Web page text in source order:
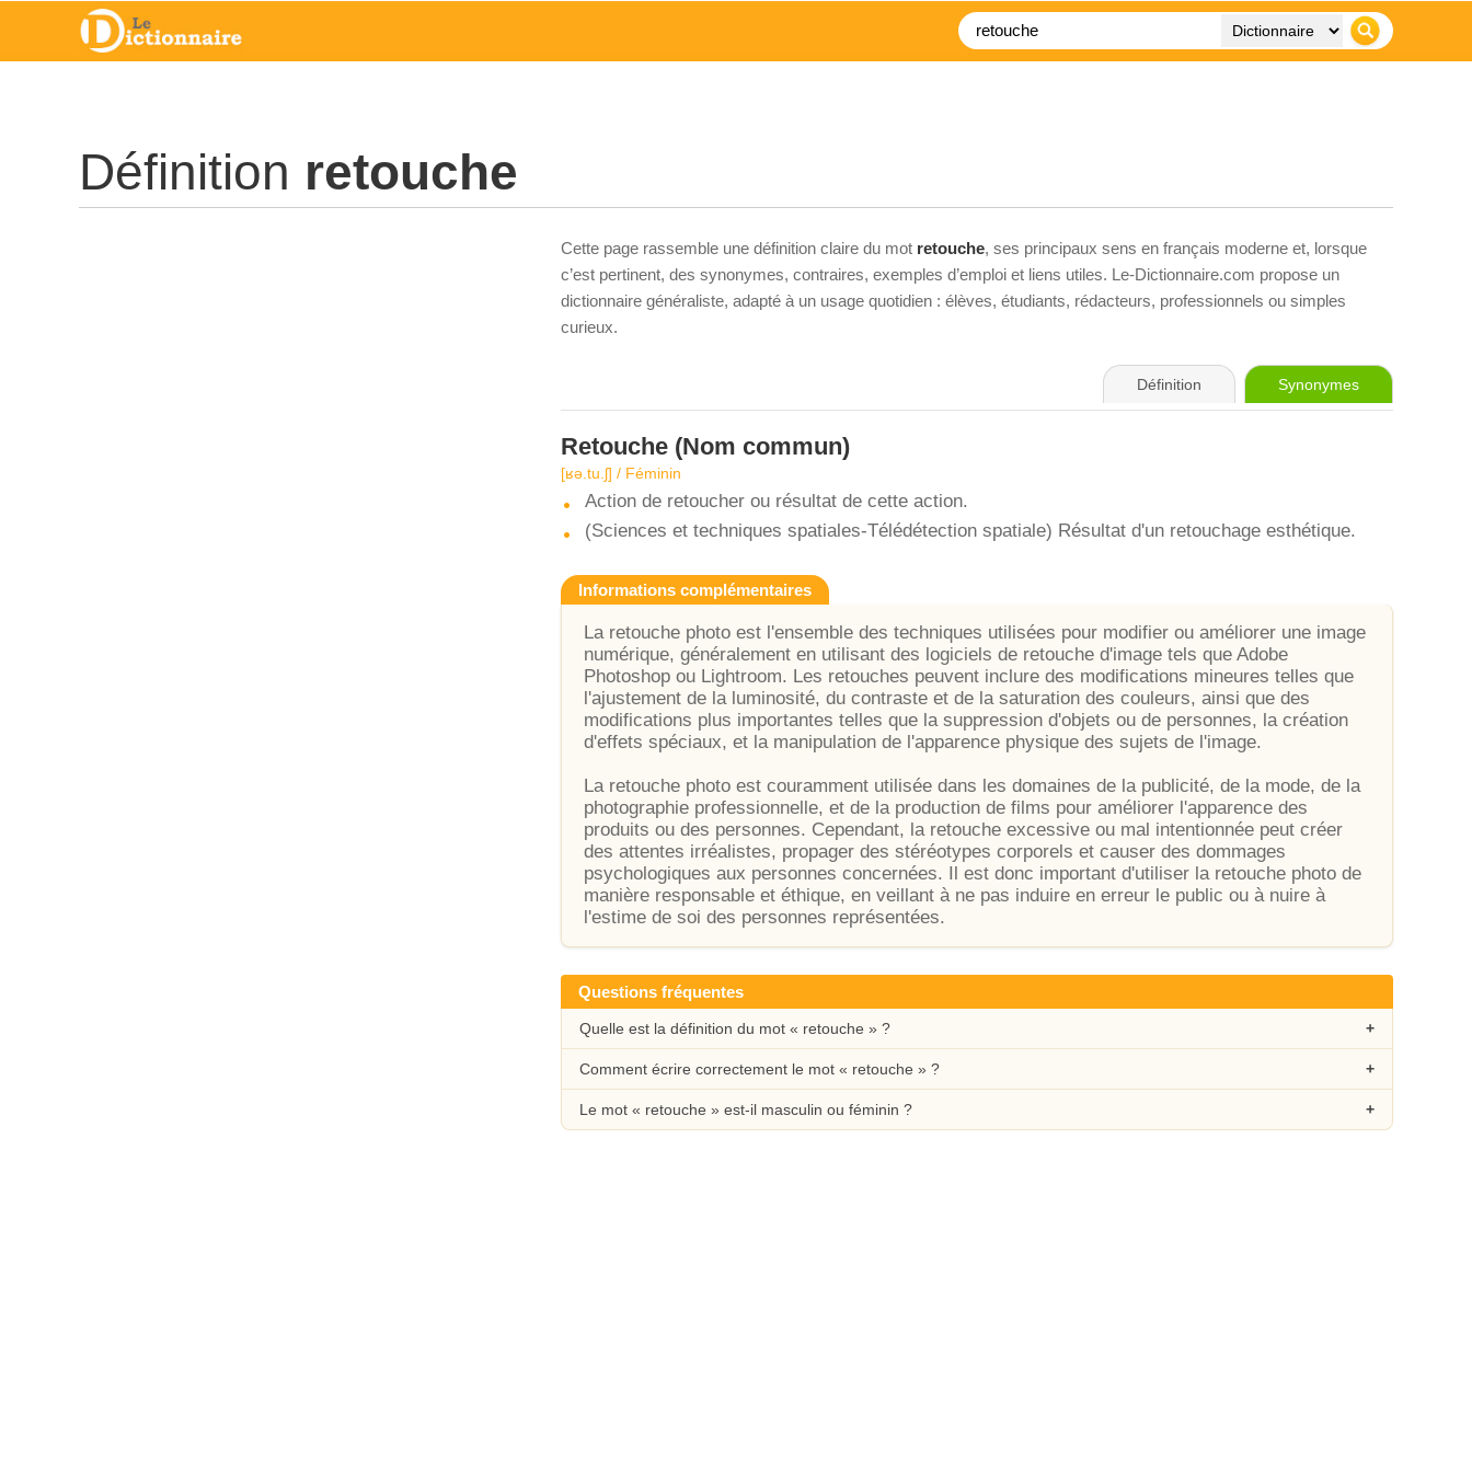
Définition retouche
Cette page rassemble une définition claire du mot retouche, ses principaux sens en français moderne et, lorsque
c’est pertinent, des synonymes, contraires, exemples d’emploi et liens utiles. Le-Dictionnaire.com propose un
dictionnaire généraliste, adapté à un usage quotidien : élèves, étudiants, rédacteurs, professionnels ou simples
curieux.
Définition Synonymes
Retouche (Nom commun)
[ʁə.tu.ʃ] / Féminin
Action de retoucher ou résultat de cette action.
(Sciences et techniques spatiales-Télédétection spatiale) Résultat d'un retouchage esthétique.
Informations complémentaires
La retouche photo est l'ensemble des techniques utilisées pour modifier ou améliorer une image
numérique, généralement en utilisant des logiciels de retouche d'image tels que Adobe
Photoshop ou Lightroom. Les retouches peuvent inclure des modifications mineures telles que
l'ajustement de la luminosité, du contraste et de la saturation des couleurs, ainsi que des
modifications plus importantes telles que la suppression d'objets ou de personnes, la création
d'effets spéciaux, et la manipulation de l'apparence physique des sujets de l'image.
La retouche photo est couramment utilisée dans les domaines de la publicité, de la mode, de la
photographie professionnelle, et de la production de films pour améliorer l'apparence des
produits ou des personnes. Cependant, la retouche excessive ou mal intentionnée peut créer
des attentes irréalistes, propager des stéréotypes corporels et causer des dommages
psychologiques aux personnes concernées. Il est donc important d'utiliser la retouche photo de
manière responsable et éthique, en veillant à ne pas induire en erreur le public ou à nuire à
l'estime de soi des personnes représentées.
Questions fréquentes
Quelle est la définition du mot « retouche » ?
Comment écrire correctement le mot « retouche » ?
Le mot « retouche » est-il masculin ou féminin ?